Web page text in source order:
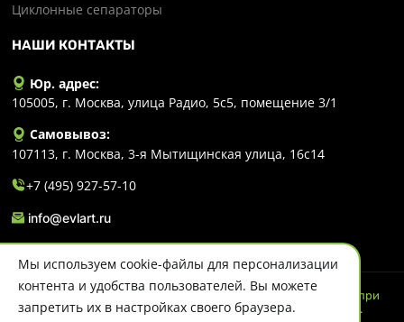
Циклонные сепараторы
НАШИ КОНТАКТЫ
Юр. адрес:
105005, г. Москва, улица Радио, 5с5, помещение 3/1
Самовывоз:
107113, г. Москва, 3-я Мытищинская улица, 16с14
+7 (495) 927-57-10
info@evlart.ru
© 2026 Evlart. Сайт несет информационный характер и ни при
каких обстоятельствах не является публичной офертой.
Мы используем cookie-файлы для персонализации
контента и удобства пользователей. Вы можете
запретить их в настройках своего браузера.